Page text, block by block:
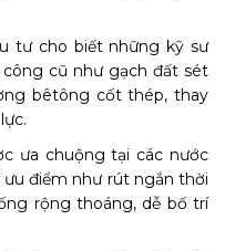
tư cho biết những kỹ sư
cũ như gạch đất sét
bêtông cốt thép, thay
ưa chuộng tại các nước
điểm như rút ngắn thời
rộng thoáng, dễ bố trí